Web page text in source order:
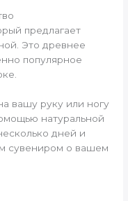
предлагает
Это древнее
популярное
вашу руку или ногу
натуральной
дней и
сувениром о вашем